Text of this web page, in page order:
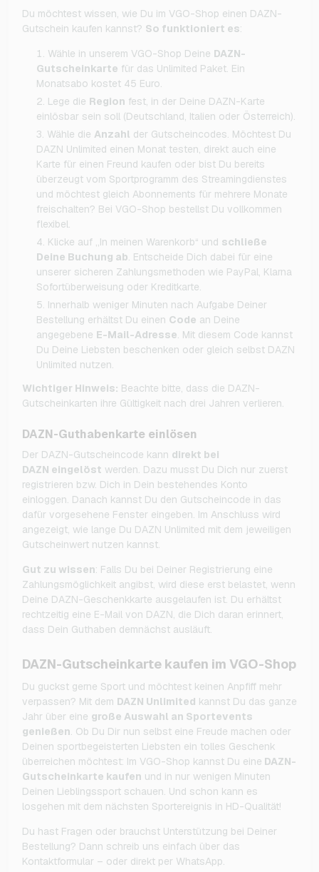
Du möchtest wissen, wie Du im VGO-Shop einen DAZN-
Gutschein kaufen kannst? So funktioniert es:
Wähle in unserem VGO-Shop Deine DAZN-
Gutscheinkarte für das Unlimited Paket. Ein
Monatsabo kostet 45 Euro.
Lege die Region fest, in der Deine DAZN-Karte
einlösbar sein soll (Deutschland, Italien oder Österreich).
Wähle die Anzahl der Gutscheincodes. Möchtest Du
DAZN Unlimited einen Monat testen, direkt auch eine
Karte für einen Freund kaufen oder bist Du bereits
überzeugt vom Sportprogramm des Streamingdienstes
und möchtest gleich Abonnements für mehrere Monate
freischalten? Bei VGO-Shop bestellst Du vollkommen
flexibel.
Klicke auf „In meinen Warenkorb“ und schließe
Deine Buchung ab. Entscheide Dich dabei für eine
unserer sicheren Zahlungsmethoden wie PayPal, Klarna
Sofortüberweisung oder Kreditkarte.
Innerhalb weniger Minuten nach Aufgabe Deiner
Bestellung erhältst Du einen Code an Deine
angegebene E-Mail-Adresse. Mit diesem Code kannst
Du Deine Liebsten beschenken oder gleich selbst DAZN
Unlimited nutzen.
Wichtiger Hinweis: Beachte bitte, dass die DAZN-
Gutscheinkarten ihre Gültigkeit nach drei Jahren verlieren.
DAZN-Guthabenkarte einlösen
Der DAZN-Gutscheincode kann direkt bei
DAZN eingelöst werden. Dazu musst Du Dich nur zuerst
registrieren bzw. Dich in Dein bestehendes Konto
einloggen. Danach kannst Du den Gutscheincode in das
dafür vorgesehene Fenster eingeben. Im Anschluss wird
angezeigt, wie lange Du DAZN Unlimited mit dem jeweiligen
Gutscheinwert nutzen kannst.
Gut zu wissen: Falls Du bei Deiner Registrierung eine
Zahlungsmöglichkeit angibst, wird diese erst belastet, wenn
Deine DAZN-Geschenkkarte ausgelaufen ist. Du erhältst
rechtzeitig eine E-Mail von DAZN, die Dich daran erinnert,
dass Dein Guthaben demnächst ausläuft.
DAZN-Gutscheinkarte kaufen im VGO-Shop
Du guckst gerne Sport und möchtest keinen Anpfiff mehr
verpassen? Mit dem DAZN Unlimited kannst Du das ganze
Jahr über eine große Auswahl an Sportevents
genießen. Ob Du Dir nun selbst eine Freude machen oder
Deinen sportbegeisterten Liebsten ein tolles Geschenk
überreichen möchtest: Im VGO-Shop kannst Du eine DAZN-
Gutscheinkarte kaufen und in nur wenigen Minuten
Deinen Lieblingssport schauen. Und schon kann es
losgehen mit dem nächsten Sportereignis in HD-Qualität!
Du hast Fragen oder brauchst Unterstützung bei Deiner
Bestellung? Dann schreib uns einfach über das
Kontaktformular – oder direkt per WhatsApp.